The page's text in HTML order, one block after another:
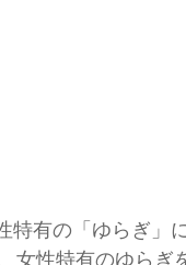
有の「ゆらぎ
性特有のゆらぎ